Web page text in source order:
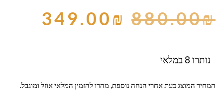
880.00₪
349.00₪
נותרו 8 במלאי
המחיר המוצג כעת אחרי הנחה נוספת, מהרו להזמין המלאי אוזל ומוגבל.